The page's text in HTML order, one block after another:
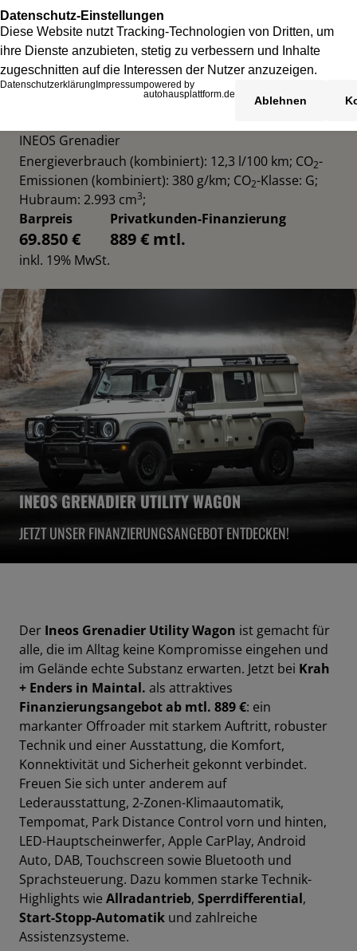
INEOS Grenadier
Energieverbrauch (kombiniert): 12,3 l/100 km; CO2-
Emissionen (kombiniert): 380 g/km; CO2-Klasse: G;
Hubraum: 2.993 cm3;
Barpreis
69.850 €
inkl. 19% MwSt.
Privatkunden-Finanzierung
889 € mtl.
INEOS GRENADIER UTILITY WAGON
JETZT UNSER FINANZIERUNGSANGEBOT ENTDECKEN!
Der Ineos Grenadier Utility Wagon ist gemacht für
alle, die im Alltag keine Kompromisse eingehen und
im Gelände echte Substanz erwarten. Jetzt bei Krah
+ Enders in Maintal. als attraktives
Finanzierungsangebot ab mtl. 889 €: ein
markanter Offroader mit starkem Auftritt, robuster
Technik und einer Ausstattung, die Komfort,
Konnektivität und Sicherheit gekonnt verbindet.
Freuen Sie sich unter anderem auf
Lederausstattung, 2-Zonen-Klimaautomatik,
Tempomat, Park Distance Control vorn und hinten,
LED-Hauptscheinwerfer, Apple CarPlay, Android
Auto, DAB, Touchscreen sowie Bluetooth und
Sprachsteuerung. Dazu kommen starke Technik-
Highlights wie Allradantrieb, Sperrdifferential,
Start-Stopp-Automatik und zahlreiche
Assistenzsysteme.